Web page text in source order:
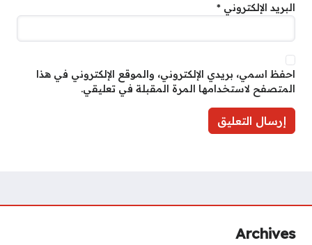
البريد الإلكتروني *
احفظ اسمي، بريدي الإلكتروني، والموقع الإلكتروني في هذا
المتصفح لاستخدامها المرة المقبلة في تعليقي.
Archives